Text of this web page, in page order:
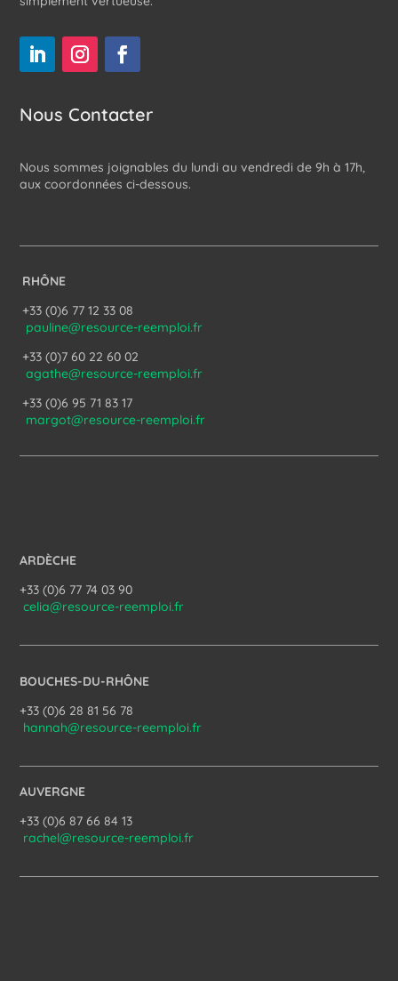
Nous Contacter
Nous sommes joignables du lundi au vendredi de 9h à 17h,
aux coordonnées ci-dessous.
RHÔNE
+33 (0)6 77 12 33 08
pauline@resource-reemploi.fr
+33 (0)7 60 22 60 02
agathe@resource-reemploi.fr
+33 (0)6 95 71 83 17
margot@resource-reemploi.fr
ARDÈCHE
+33 (0)6 77 74 03 90
celia@resource-reemploi.fr
BOUCHES-DU-RHÔNE
+33 (0)6 28 81 56 78
hannah@resource-reemploi.fr
AUVERGNE
+33 (0)6 87 66 84 13
rachel@resource-reemploi.fr